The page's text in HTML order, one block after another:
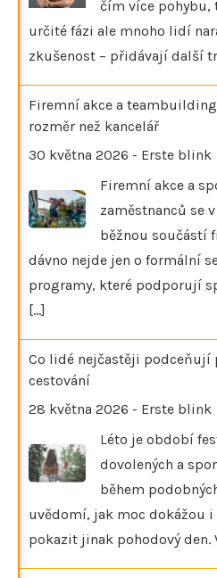
čím více pohybu,
určité fázi ale mnoho lidí
zkušenost – přidávají další
Firemní akce a
rozměr než kancelář
30 května 2026 - Erste blink
Firemní akce a
zaměstnanců se
běžnou součástí
dávno nejde jen o formální
programy, které podporují
[...]
Co lidé nejčastěji podceňují
cestování
28 května 2026 - Erste blink
Léto je období
dovolených a
během
uvědomí, jak moc dokážou
pokazit jinak pohodový den.